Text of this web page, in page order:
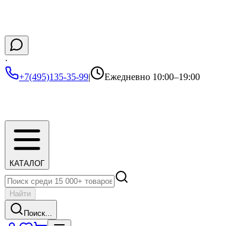
·
+7(495)135-35-99| Ежедневно 10:00–19:00
КАТАЛОГ
Найти
Поиск...